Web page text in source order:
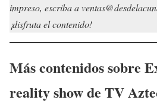
impreso, escriba a
¡disfruta el contenido!
Más contenidos sobre
reality show de TV